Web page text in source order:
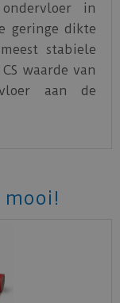
in
geringe dikte
stabiele
waarde van
aan de
kortstondige
er altijd een
RedFloor® 1.0
mooi!